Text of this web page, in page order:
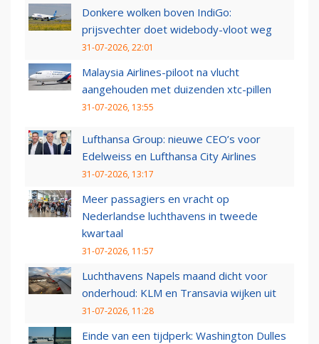
Donkere wolken boven IndiGo:
prijsvechter doet widebody-vloot weg
31-07-2026, 22:01
Malaysia Airlines-piloot na vlucht
aangehouden met duizenden xtc-pillen
31-07-2026, 13:55
Lufthansa Group: nieuwe CEO’s voor
Edelweiss en Lufthansa City Airlines
31-07-2026, 13:17
Meer passagiers en vracht op
Nederlandse luchthavens in tweede
kwartaal
31-07-2026, 11:57
Luchthavens Napels maand dicht voor
onderhoud: KLM en Transavia wijken uit
31-07-2026, 11:28
Einde van een tijdperk: Washington Dulles